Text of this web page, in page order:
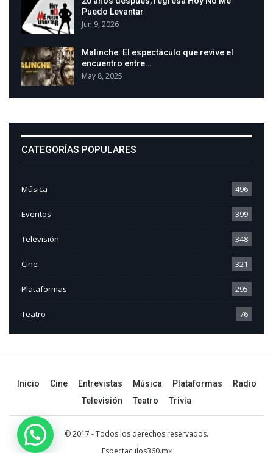
Puedo Levantar
Jun 9, 2026
Malinche: El espectáculo que revive el
encuentro entre…
May 8, 2025
CATEGORÍAS POPULARES
Música 496
Eventos 399
Televisión 348
Cine 321
Plataformas 295
Teatro 76
Inicio Cine Entrevistas Música Plataformas
Radio
Televisión
Teatro Trivia
© 2017 - Todos los derechos reservados.